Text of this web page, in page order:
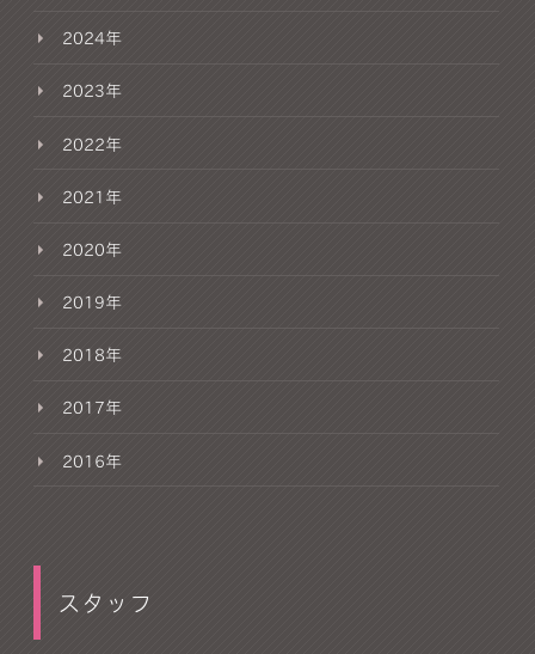
2024年
2023年
2022年
2021年
2020年
2019年
2018年
2017年
2016年
スタッフ